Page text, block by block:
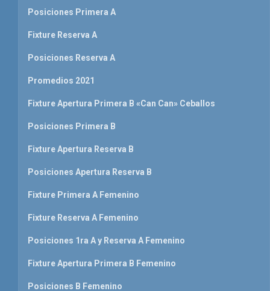
Posiciones Primera A
Fixture Reserva A
Posiciones Reserva A
Promedios 2021
Fixture Apertura Primera B «Can Can» Ceballos
Posiciones Primera B
Fixture Apertura Reserva B
Posiciones Apertura Reserva B
Fixture Primera A Femenino
Fixture Reserva A Femenino
Posiciones 1ra A y Reserva A Femenino
Fixture Apertura Primera B Femenino
Posiciones B Femenino